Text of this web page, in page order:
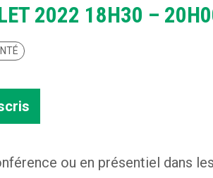
2022 18H30 –
ou en présentiel dans